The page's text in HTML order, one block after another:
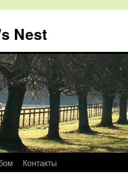
Nest
Контакты